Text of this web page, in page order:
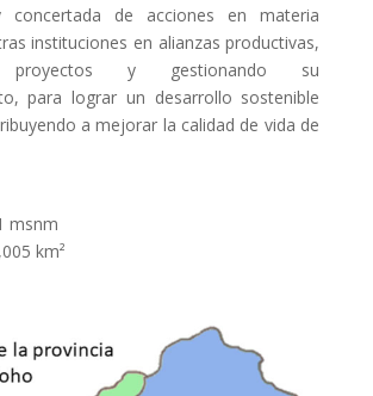
concertada de acciones en materia
instituciones en alianzas productivas,
proyectos y gestionando su
para lograr un desarrollo sostenible
a mejorar la calidad de vida de
msnm
km²